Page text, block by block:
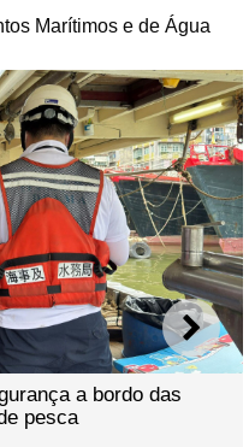
Marítimos e de Água
a bordo das
pesca